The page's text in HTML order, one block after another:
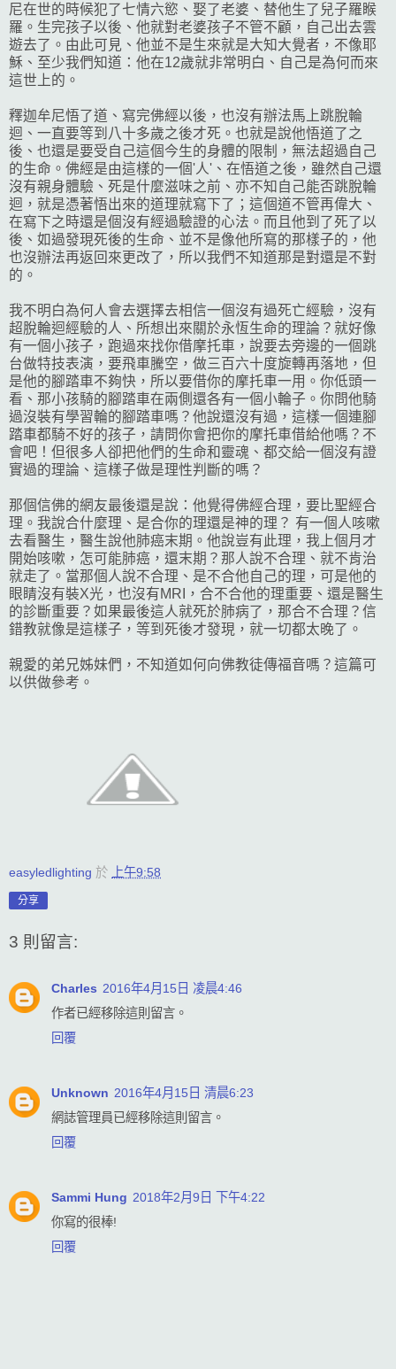
尼在世的時候犯了七情六慾、娶了老婆、替他生了兒子羅睺
羅。生完孩子以後、他就對老婆孩子不管不顧，自己出去雲
遊去了。由此可見、他並不是生來就是大知大覺者，不像耶
穌、至少我們知道：他在12歲就非常明白、自己是為何而來
這世上的。
釋迦牟尼悟了道、寫完佛經以後，也沒有辦法馬上跳脫輪
迴、一直要等到八十多歲之後才死。也就是說他悟道了之
後、也還是要受自己這個今生的身體的限制，無法超過自己
的生命。佛經是由這樣的一個'人'、在悟道之後，雖然自己還
沒有親身體驗、死是什麼滋味之前、亦不知自己能否跳脫輪
迴，就是憑著悟出來的道理就寫下了；這個道不管再偉大、
在寫下之時還是個沒有經過驗證的心法。而且他到了死了以
後、如過發現死後的生命、並不是像他所寫的那樣子的，他
也沒辦法再返回來更改了，所以我們不知道那是對還是不對
的。
我不明白為何人會去選擇去相信一個沒有過死亡經驗，沒有
超脫輪迴經驗的人、所想出來關於永恆生命的理論？就好像
有一個小孩子，跑過來找你借摩托車，說要去旁邊的一個跳
台做特技表演，要飛車騰空，做三百六十度旋轉再落地，但
是他的腳踏車不夠快，所以要借你的摩托車一用。你低頭一
看、那小孩騎的腳踏車在兩側還各有一個小輪子。你問他騎
過沒裝有學習輪的腳踏車嗎？他說還沒有過，這樣一個連腳
踏車都騎不好的孩子，請問你會把你的摩托車借給他嗎？不
會吧！但很多人卻把他們的生命和靈魂、都交給一個沒有證
實過的理論、這樣子做是理性判斷的嗎？
那個信佛的網友最後還是說：他覺得佛經合理，要比聖經合
理。我說合什麼理、是合你的理還是神的理？ 有一個人咳嗽
去看醫生，醫生說他肺癌末期。他說豈有此理，我上個月才
開始咳嗽，怎可能肺癌，還末期？那人說不合理、就不肯治
就走了。當那個人說不合理、是不合他自己的理，可是他的
眼睛沒有裝X光，也沒有MRI，合不合他的理重要、還是醫生
的診斷重要？如果最後這人就死於肺病了，那合不合理？信
錯教就像是這樣子，等到死後才發現，就一切都太晚了。
親愛的弟兄姊妹們，不知道如何向佛教徒傳福音嗎？這篇可
以供做參考。
easyledlighting 於 上午9:58
分享
3 則留言:
Charles 2016年4月15日 凌晨4:46
作者已經移除這則留言。
回覆
Unknown 2016年4月15日 清晨6:23
網誌管理員已經移除這則留言。
回覆
Sammi Hung 2018年2月9日 下午4:22
你寫的很棒!
回覆